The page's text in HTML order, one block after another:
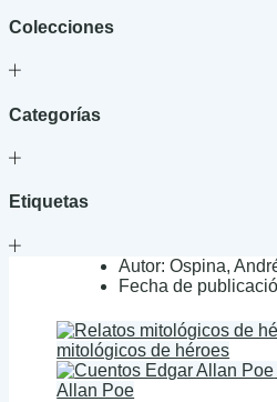
Colecciones
Categorías
Etiquetas
Autor: Ospina,
Fecha de
mitológicos de héroes
Allan Poe